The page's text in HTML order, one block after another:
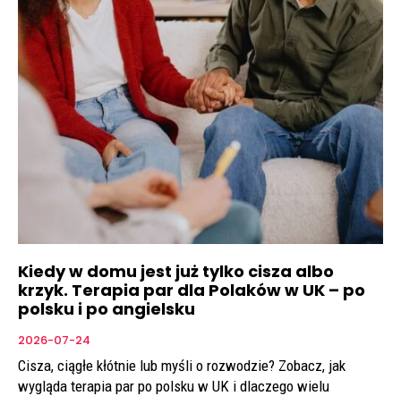
Kiedy w domu jest już tylko cisza albo
krzyk. Terapia par dla Polaków w UK – po
polsku i po angielsku
2026-07-24
Cisza, ciągłe kłótnie lub myśli o rozwodzie? Zobacz, jak
wygląda terapia par po polsku w UK i dlaczego wielu